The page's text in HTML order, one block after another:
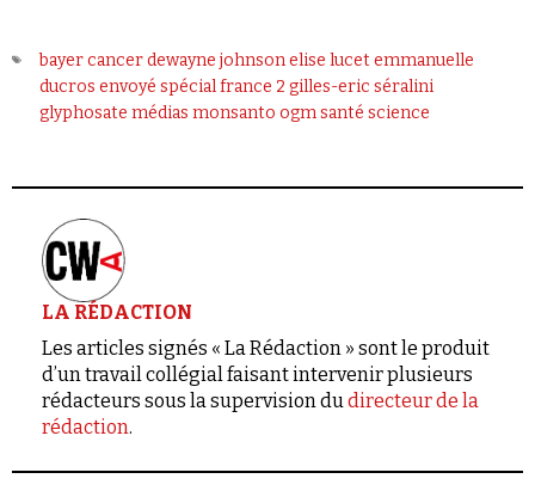
bayercancerdewayne johnsonelise lucetemmanuelle
ducros envoyé spécialfrance 2 gilles-eric séralini
glyphosate médias monsanto ogmsanté science
LA RÉDACTION
Les articles signés « La Rédaction » sont le produit
d’un travail collégial faisant intervenir plusieurs
rédacteurs sous la supervision dudirecteur de la
rédaction.